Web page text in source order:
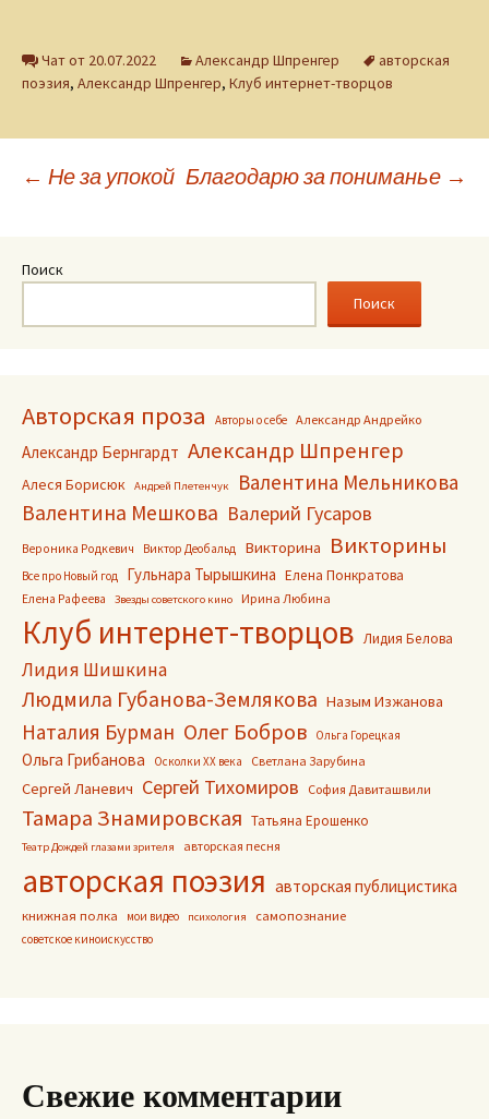
Чат от 20.07.2022 Александр Шпренгер
авторская
поэзия, Александр Шпренгер, Клуб интернет-творцов
Навигация
по
записям
← Не за упокой Благодарю за пониманье →
Поиск
Поиск
Авторская проза Авторы о себе Александр Андрейко
Александр Бернгардт Александр Шпренгер
Алеся Борисюк Андрей Плетенчук
Валентина Мельникова
Валентина Мешкова Валерий Гусаров
Вероника Родкевич Виктор Деобальд Викторина Викторины
Все про Новый год Гульнара Тырышкина Елена Понкратова
Елена Рафеева Звезды советского кино Ирина Любина
Клуб интернет-творцов Лидия Белова
Лидия Шишкина
Людмила Губанова-Землякова Назым Изжанова
Наталия Бурман Олег Бобров Ольга Горецкая
Ольга Грибанова Осколки ХХ века Светлана Зарубина
Сергей Ланевич Сергей Тихомиров София Давиташвили
Тамара Знамировская Татьяна Ерошенко
Театр Дождей глазами зрителя авторская песня
авторская поэзия авторская публицистика
книжная полка мои видео психология самопознание
советское киноискусство
Свежие комментарии